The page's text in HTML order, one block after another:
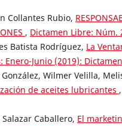
Collantes Rubio,
, Dictamen Libre: Núm.
Batista Rodríguez, La
Enero-Junio (2019):
Wilmer Velilla,
de aceites lubricantes ,
Caballero, El